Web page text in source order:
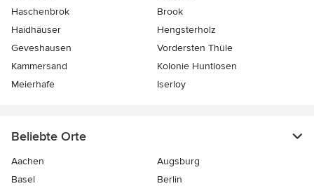
Haschenbrok
Brook
Haidhäuser
Hengsterholz
Geveshausen
Vordersten Thüle
Kammersand
Kolonie Huntlosen
Meierhafe
Iserloy
Beliebte Orte
Aachen
Augsburg
Basel
Berlin